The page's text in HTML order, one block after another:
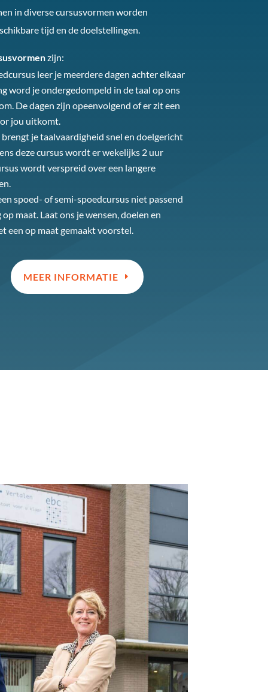
in diverse cursusvormen worden
tijd en de doelstellingen.
zijn:
leer je meerdere dagen achter elkaar
word je ondergedompeld in de taal op ons
De dagen zijn opeenvolgend of er zit een
jou uitkomt.
je taalvaardigheid snel en doelgericht
deze cursus wordt er wekelijks 2 uur
wordt verspreid over een langere
spoed- of semi-spoedcursus niet passend
maat. Laat ons je wensen, doelen en
een op maat gemaakt voorstel.
MEER INFORMATIE